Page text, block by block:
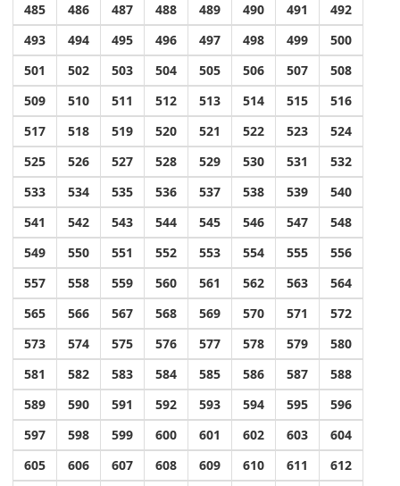
485
486 487 488 489 490 491
492
493
494 495 496 497 498 499
500
501
502 503 504 505 506 507
508
509
510 511 512 513 514 515
516
517
518 519 520 521 522 523
524
525
526 527 528 529 530 531
532
533
534 535 536 537 538 539
540
541
542 543 544 545 546 547
548
549
550 551 552 553 554 555
556
557
558 559 560 561 562 563
564
565
566 567 568 569 570 571
572
573
574 575 576 577 578 579
580
581
582 583 584 585 586 587
588
589
590 591 592 593 594 595
596
597
598 599 600 601 602 603
604
605
606 607 608 609 610 611
612